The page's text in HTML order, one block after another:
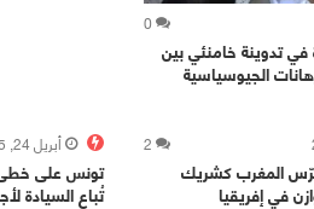
0
في تدوينة خامنئي بين
الجيوسياسية
2
المغرب كشريك
في إفريقيا
أبريل 24, 2025
تونس على خطى
تُباع السيادة